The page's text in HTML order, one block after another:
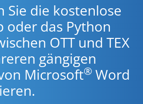
Sie die kostenlose
oder das Python
OTT und TEX
gängigen
Microsoft® Word